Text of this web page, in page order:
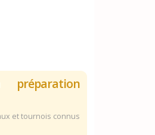
et tournois connus